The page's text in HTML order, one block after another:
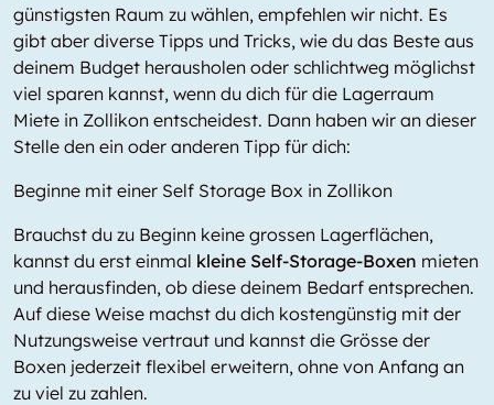
günstigsten Raum zu wählen, empfehlen wir nicht. Es
gibt aber diverse Tipps und Tricks, wie du das Beste aus
deinem Budget herausholen oder schlichtweg möglichst
viel sparen kannst, wenn du dich für die Lagerraum
Miete in Zollikon entscheidest. Dann haben wir an dieser
Stelle den ein oder anderen Tipp für dich:
Beginne mit einer Self Storage Box in Zollikon
Brauchst du zu Beginn keine grossen Lagerflächen,
kannst du erst einmal kleine Self-Storage-Boxen mieten
und herausfinden, ob diese deinem Bedarf entsprechen.
Auf diese Weise machst du dich kostengünstig mit der
Nutzungsweise vertraut und kannst die Grösse der
Boxen jederzeit flexibel erweitern, ohne von Anfang an
zu viel zu zahlen.